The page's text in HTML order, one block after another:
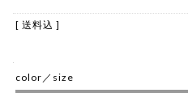
[ 送料込 ]
color／size